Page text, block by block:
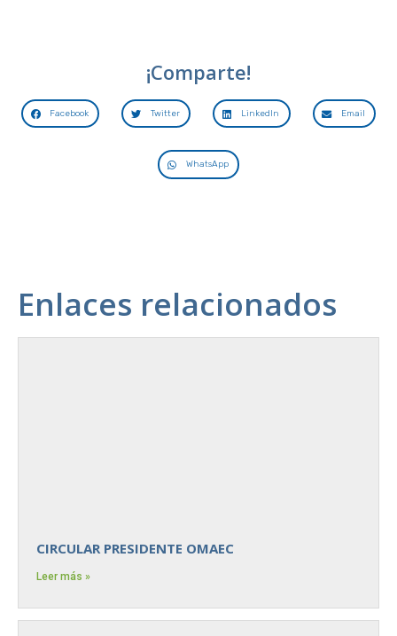
¡Comparte!
Facebook Twitter LinkedIn Email
WhatsApp
Enlaces relacionados
CIRCULAR PRESIDENTE OMAEC
Leer más »